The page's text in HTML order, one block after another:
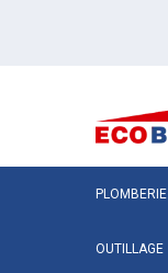
PLOMBERIE
OUTILLAGE